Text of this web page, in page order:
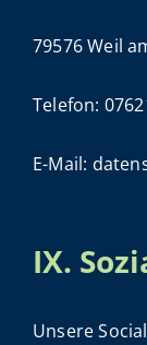
79576 Weil
Telefon:
E-Mail:
IX.
Unsere